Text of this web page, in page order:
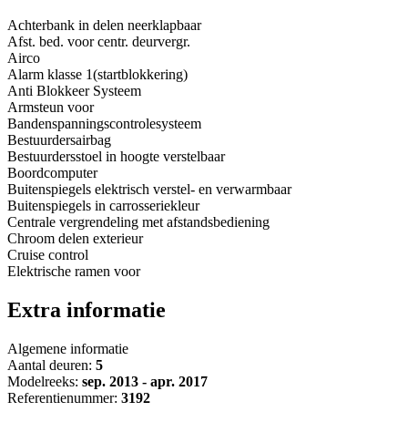
Achterbank in delen neerklapbaar
Afst. bed. voor centr. deurvergr.
Airco
Alarm klasse 1(startblokkering)
Anti Blokkeer Systeem
Armsteun voor
Bandenspanningscontrolesysteem
Bestuurdersairbag
Bestuurdersstoel in hoogte verstelbaar
Boordcomputer
Buitenspiegels elektrisch verstel- en verwarmbaar
Buitenspiegels in carrosseriekleur
Centrale vergrendeling met afstandsbediening
Chroom delen exterieur
Cruise control
Elektrische ramen voor
Extra informatie
Algemene informatie
Aantal deuren: 5
Modelreeks: sep. 2013 - apr. 2017
Referentienummer: 3192